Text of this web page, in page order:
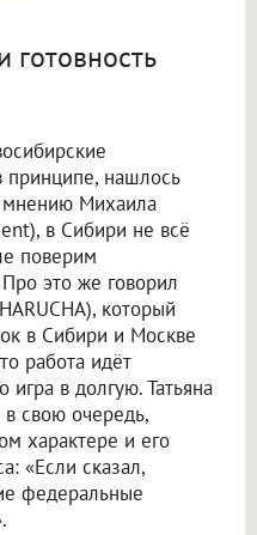
готовность
принципе, нашлось
мнению Михаила
в Сибири не всё
поверим
Про это же говорил
который
в Сибири и Москве
работа идёт
игра в долгую. Татьяна
в свою очередь,
характере и его
«Если сказал,
федеральные